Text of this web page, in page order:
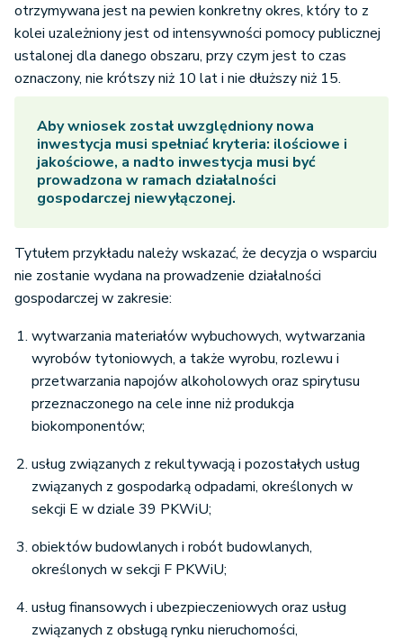
otrzymywana jest na pewien konkretny okres, który to z
kolei uzależniony jest od intensywności pomocy publicznej
ustalonej dla danego obszaru, przy czym jest to czas
oznaczony, nie krótszy niż 10 lat i nie dłuższy niż 15.
Aby wniosek został uwzględniony nowa
inwestycja musi spełniać kryteria: ilościowe i
jakościowe, a nadto inwestycja musi być
prowadzona w ramach działalności
gospodarczej niewyłączonej.
Tytułem przykładu należy wskazać, że decyzja o wsparciu
nie zostanie wydana na prowadzenie działalności
gospodarczej w zakresie:
wytwarzania materiałów wybuchowych, wytwarzania
wyrobów tytoniowych, a także wyrobu, rozlewu i
przetwarzania napojów alkoholowych oraz spirytusu
przeznaczonego na cele inne niż produkcja
biokomponentów;
usług związanych z rekultywacją i pozostałych usług
związanych z gospodarką odpadami, określonych w
sekcji E w dziale 39 PKWiU;
obiektów budowlanych i robót budowlanych,
określonych w sekcji F PKWiU;
usług finansowych i ubezpieczeniowych oraz usług
związanych z obsługą rynku nieruchomości,